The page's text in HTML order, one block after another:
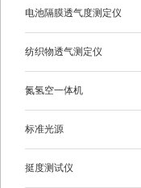
电池隔膜透气度测定仪
纺织物透气测定仪
氮氢空一体机
标准光源
挺度测试仪